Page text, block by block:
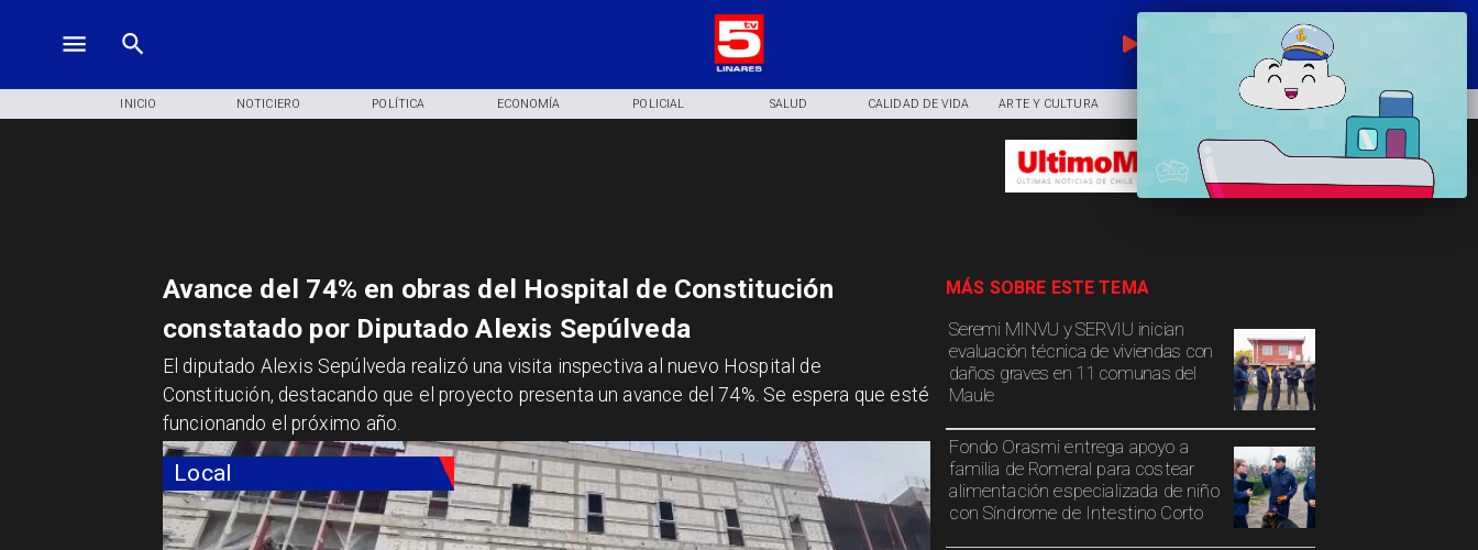
INICIO NOTICIERO POLÍTICA ECONOMÍA POLICIAL SALUD CALIDAD DE VIDA ARTE Y CULTURA DEPORTES
Local
Seremi MINVU y SERVIU inician
evaluación técnica de viviendas con
daños graves en 11 comunas del
Maule
Fondo Orasmi entrega apoyo a
familia de Romeral para costear
alimentación especializada de niño
con Síndrome de Intestino Corto
MÁS SOBRE ESTE TEMA
Avance del 74% en obras del Hospital de Constitución
constatado por Diputado Alexis Sepúlveda
El diputado Alexis Sepúlveda realizó una visita inspectiva al nuevo Hospital de
Constitución, destacando que el proyecto presenta un avance del 74%. Se espera que esté
funcionando el próximo año.